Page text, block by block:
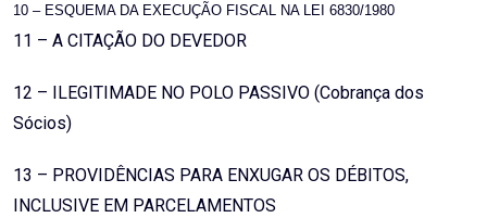
10 – ESQUEMA DA EXECUÇÃO FISCAL NA LEI 6830/1980
11 – A CITAÇÃO DO DEVEDOR
12 – ILEGITIMADE NO POLO PASSIVO (Cobrança dos
Sócios)
13 – PROVIDÊNCIAS PARA ENXUGAR OS DÉBITOS,
INCLUSIVE EM PARCELAMENTOS